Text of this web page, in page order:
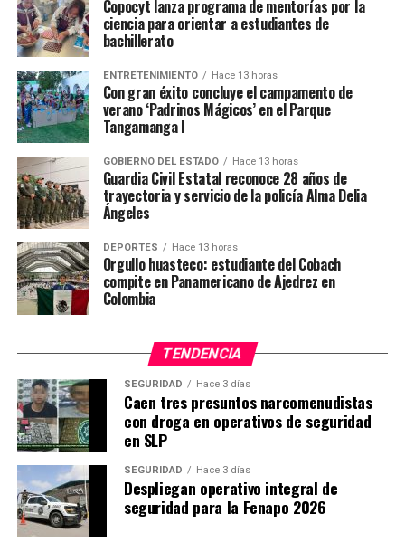
propios representantes de los medios de comunicación.
TEMAS RELACIONADOS
YA VIENE
Inicia funciones el Instituto Universitario de Ciencias
Penales de la FGE
Fortalecerán el presupuesto a Conafe y al IEEA para el
ejercicio fiscal 2020
Copocyt lanza programa de mentorías por la
ciencia para orientar a estudiantes de
bachillerato
ENTRETENIMIENTO Hace 13 horas
Con gran éxito concluye el campamento de
verano ‘Padrinos Mágicos’ en el Parque
Tangamanga I
GOBIERNO DEL ESTADO Hace 13 horas
Guardia Civil Estatal reconoce 28 años de
trayectoria y servicio de la policía Alma Delia
Ángeles
DEPORTES Hace 13 horas
Orgullo huasteco: estudiante del Cobach
compite en Panamericano de Ajedrez en
Colombia
TENDENCIA
SEGURIDAD Hace 3 días
Caen tres presuntos narcomenudistas
con droga en operativos de seguridad
en SLP
SEGURIDAD Hace 3 días
Despliegan operativo integral de
seguridad para la Fenapo 2026